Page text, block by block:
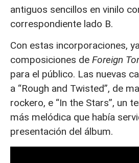
antiguos sencillos en vinilo
correspondiente lado B.
Con estas incorporaciones,
composiciones de Foreign
para el público. Las nuevas
a “Rough and Twisted”, de
rockero, e “In the Stars”, un
más melódica que había
presentación del álbum.